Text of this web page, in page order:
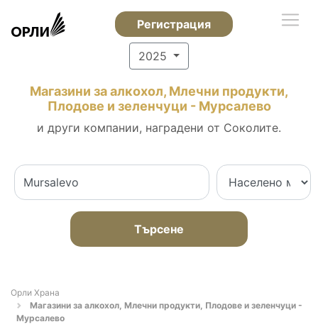
Регистрация
2025
Магазини за алкохол, Млечни продукти,
Плодове и зеленчуци - Мурсалево
и други компании, наградени от Соколите.
Търсене
Орли Храна
Магазини за алкохол, Млечни продукти, Плодове и зеленчуци -
Мурсалево